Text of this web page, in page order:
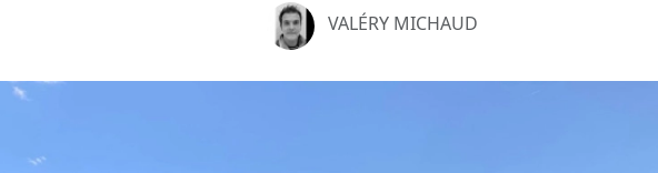
VALÉRY MICHAUD